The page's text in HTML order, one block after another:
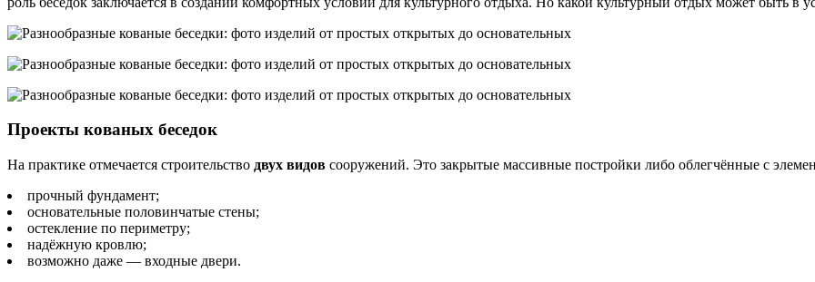
Проекты кованых беседок
На практике отмечается строительство двух видов сооружений. Это закрытые массивные постройки либо облегчённые с
прочный фундамент;
основательные половинчатые стены;
остекление по периметру;
надёжную кровлю;
возможно даже — входные двери.